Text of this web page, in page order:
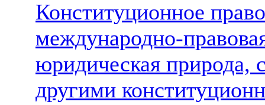
Конституционное
международно-
юридическая природа,
другими